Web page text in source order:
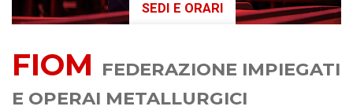
SERVIZI
SEGRETERIA
SEDI
SEDI E ORARI
FIOM FEDERAZIONE IMPIEGATI
E OPERAI METALLURGICI